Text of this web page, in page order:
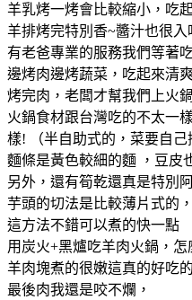
羊乳烤一烤會比較縮小，吃
羊排烤完特別香~醬汁也很
有老爸專業的服務我們等著
邊烤肉邊烤蔬菜，吃起來清
烤完肉，老闆才幫我們上火
火鍋食材跟台灣吃的不太一
樣! （半自助式的，菜要自己
麵條是黃色較細的麵 ，豆皮
另外，還有筍乾還真是特別阿
芋頭的切法是比較薄片式的
這方法不錯可以煮的快一點
用炭火+黑爐吃羊肉火鍋，
羊肉塊煮的很嫩這真的好吃
最後肉我還是咬不爛，